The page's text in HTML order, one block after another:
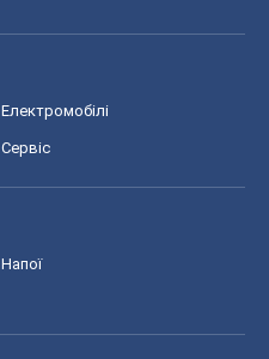
Електромобілі
Сервіс
Напої